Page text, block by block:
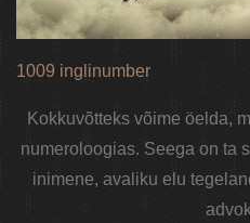
1009 inglinumber
Kokkuvõtteks võime öelda,
numeroloogias. Seega on ta
inimene, avaliku elu